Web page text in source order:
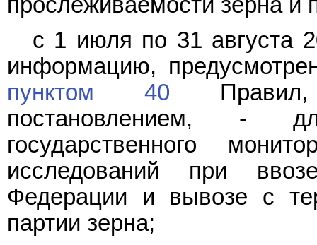
с 1 июля по 31 августа
информацию,
пунктом 40 Правил,
постановлением, -
государственного
исследований при
Федерации и вывозе с
партии зерна;